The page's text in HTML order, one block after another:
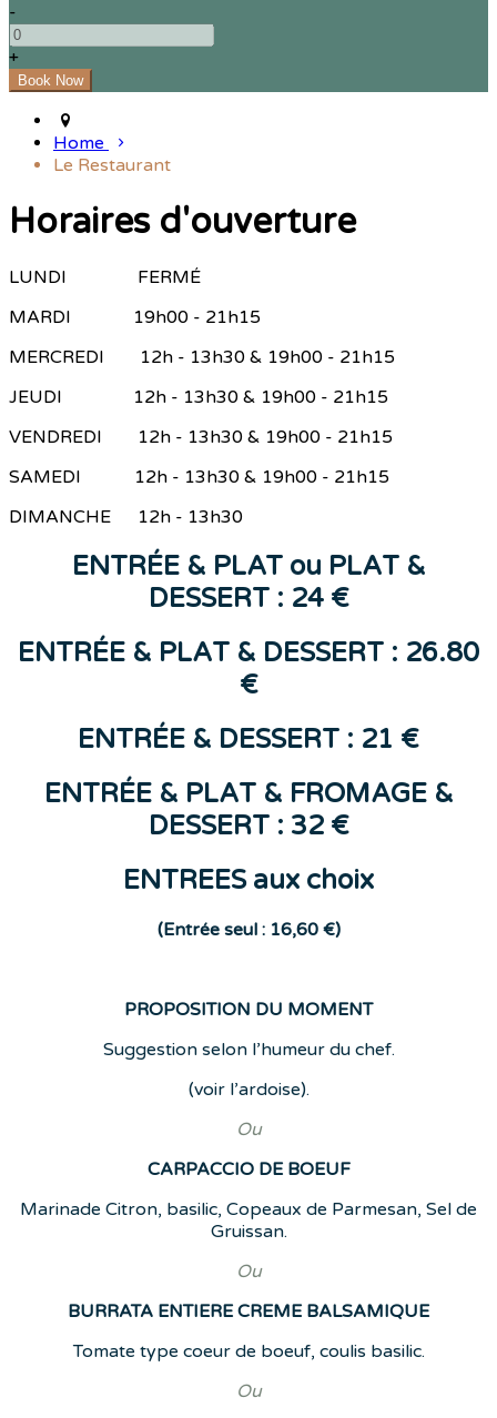
-
+
Home
Le Restaurant
Horaires d'ouverture
LUNDI FERMÉ
MARDI 19h00 - 21h15
MERCREDI 12h - 13h30 & 19h00 - 21h15
JEUDI 12h - 13h30 & 19h00 - 21h15
VENDREDI 12h - 13h30 & 19h00 - 21h15
SAMEDI 12h - 13h30 & 19h00 - 21h15
DIMANCHE 12h - 13h30
ENTRÉE & PLAT ou PLAT &
DESSERT : 24 €
ENTRÉE & PLAT & DESSERT : 26.80
€
ENTRÉE & DESSERT : 21 €
ENTRÉE & PLAT & FROMAGE &
DESSERT : 32 €
ENTREES aux choix
(Entrée seul : 16,60 €)
PROPOSITION DU MOMENT
Suggestion selon l’humeur du chef.
(voir l’ardoise).
Ou
CARPACCIO DE BOEUF
Marinade Citron, basilic, Copeaux de Parmesan, Sel de
Gruissan.
Ou
BURRATA ENTIERE CREME BALSAMIQUE
Tomate type coeur de boeuf, coulis basilic.
Ou